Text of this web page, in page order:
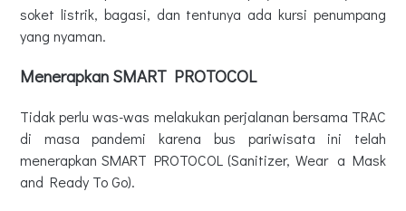
soket listrik, bagasi, dan tentunya ada kursi penumpang
yang nyaman.
Menerapkan SMART PROTOCOL
Tidak perlu was-was melakukan perjalanan bersama TRAC
di masa pandemi karena bus pariwisata ini telah
menerapkan SMART PROTOCOL (Sanitizer, Wear a Mask
and Ready To Go).